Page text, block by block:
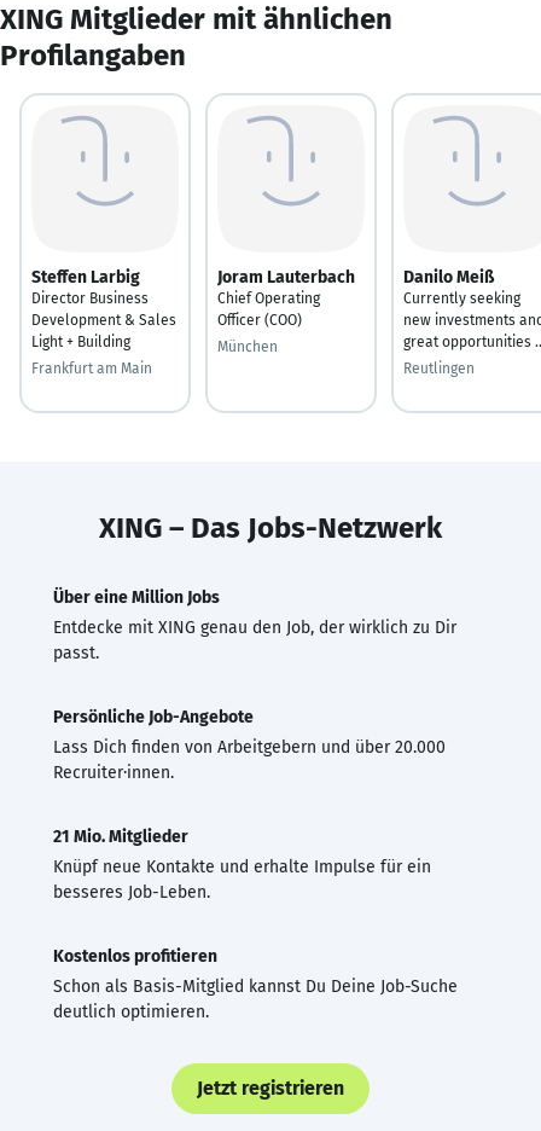
XING Mitglieder mit ähnlichen
Profilangaben
Steffen Larbig
Director Business
Development & Sales
Light + Building
Frankfurt am Main
Joram Lauterbach
Chief Operating
Officer (COO)
München
Danilo Meiß
Currently seeking
new investments
great opportunities
Reutlingen
XING – Das Jobs-Netzwerk
Über eine Million Jobs
Entdecke mit XING genau den Job, der wirklich zu Dir
passt.
Persönliche Job-Angebote
Lass Dich finden von Arbeitgebern und über 20.000
Recruiter·innen.
21 Mio. Mitglieder
Knüpf neue Kontakte und erhalte Impulse für ein
besseres Job-Leben.
Kostenlos profitieren
Schon als Basis-Mitglied kannst Du Deine Job-Suche
deutlich optimieren.
Jetzt registrieren